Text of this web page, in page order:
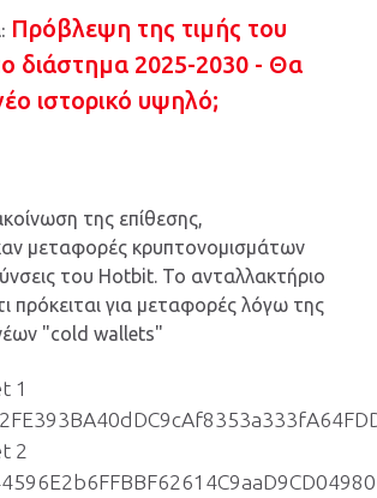
Πρόβλεψη της τιμής του
διάστημα 2025-2030 - Θα
ιστορικό υψηλό;
της επίθεσης,
μεταφορές κρυπτονομισμάτων
του Hotbit. Το ανταλλακτήριο
πρόκειται για μεταφορές λόγω της
"cold wallets"
1
2